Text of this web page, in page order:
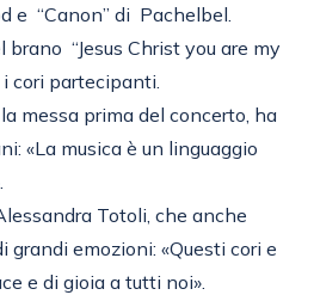
e “Canon” di Pachelbel.
brano “Jesus Christ you are my
cori partecipanti.
messa prima del concerto, ha
«La musica è un linguaggio
Totoli, che anche
grandi emozioni: «Questi cori e
e di gioia a tutti noi».